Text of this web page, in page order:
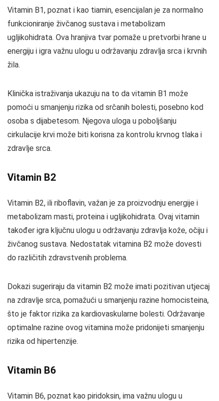
Vitamin B1, poznat i kao tiamin, esencijalan je za normalno
funkcioniranje živčanog sustava i metabolizam
ugljikohidrata. Ova hranjiva tvar pomaže u pretvorbi hrane u
energiju i igra važnu ulogu u održavanju zdravlja srca i krvnih
žila.
Klinička istraživanja ukazuju na to da vitamin B1 može
pomoći u smanjenju rizika od srčanih bolesti, posebno kod
osoba s dijabetesom. Njegova uloga u poboljšanju
cirkulacije krvi može biti korisna za kontrolu krvnog tlaka i
zdravlje srca.
Vitamin B2
Vitamin B2, ili riboflavin, važan je za proizvodnju energije i
metabolizam masti, proteina i ugljikohidrata. Ovaj vitamin
također igra ključnu ulogu u održavanju zdravlja kože, očiju i
živčanog sustava. Nedostatak vitamina B2 može dovesti
do različitih zdravstvenih problema.
Dokazi sugeriraju da vitamin B2 može imati pozitivan utjecaj
na zdravlje srca, pomažući u smanjenju razine homocisteina,
što je faktor rizika za kardiovaskularne bolesti. Održavanje
optimalne razine ovog vitamina može pridonijeti smanjenju
rizika od hipertenzije.
Vitamin B6
Vitamin B6, poznat kao piridoksin, ima važnu ulogu u